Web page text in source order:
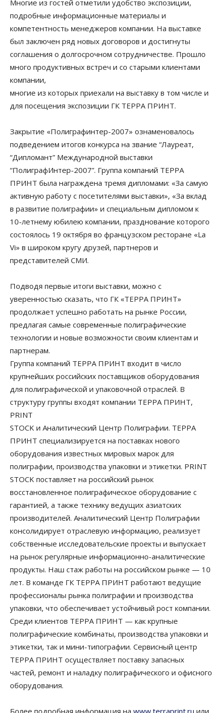
Многие из гостей отметили удобство экспозиции,
подробные информационные материалы и
компетентность менеджеров компании. На выставке
был заключен ряд новых договоров и достигнуты
соглашения о долгосрочном сотрудничестве. Прошло
много продуктивных встреч и со старыми клиентами
компании,
многие из которых приехали на выставку в том числе и
для посещения экспозиции ГК ТЕРРА ПРИНТ.
Закрытие «Полиграфинтер-2007» ознаменовалось
подведением итогов конкурса на звание “Лауреат,
“Дипломант” Международной выставки
“ПолиграфИнтер-2007”. Группа компаний ТЕРРА
ПРИНТ была награждена тремя дипломами: «За самую
активную работу с посетителями выставки», «За вклад
в развитие полиграфии» и специальным дипломом к
10-летнему юбилею компании, празднование которого
состоялось 19 октября во французском ресторане «La
Vi» в широком кругу друзей, партнеров и
представителей СМИ.
Подводя первые итоги выставки, можно с
уверенностью сказать, что ГК «ТЕРРА ПРИНТ»
продолжает успешно работать на рынке России,
предлагая самые современные полиграфические
технологии и новые возможности своим клиентам и
партнерам.
Группа компаний ТЕРРА ПРИНТ входит в число
крупнейших российских поставщиков оборудования
для полиграфической и упаковочной отраслей. В
структуру группы входят компании ТЕРРА ПРИНТ,
PRINT
STOCK и Аналитический Центр Полиграфии. ТЕРРА
ПРИНТ специализируется на поставках нового
оборудования известных мировых марок для
полиграфии, производства упаковки и этикетки. PRINT
STOCK поставляет на российский рынок
восстановленное полиграфическое оборудование с
гарантией, а также технику ведущих азиатских
производителей. Аналитический Центр Полиграфии
консолидирует отраслевую информацию, реализует
собственные исследовательские проекты и выпускает
на рынок регулярные информационно-аналитические
продукты. Наш стаж работы на российском рынке — 10
лет. В команде ГК ТЕРРА ПРИНТ работают ведущие
профессионалы рынка полиграфии и производства
упаковки, что обеспечивает устойчивый рост компании.
Среди клиентов ТЕРРА ПРИНТ — как крупные
полиграфические комбинаты, производства упаковки и
этикетки, так и мини-типографии. Сервисный центр
ТЕРРА ПРИНТ осуществляет поставку запасных
частей, ремонт и наладку полиграфического и офисного
оборудования.
Более подробная информация на www.terraprint.ru или